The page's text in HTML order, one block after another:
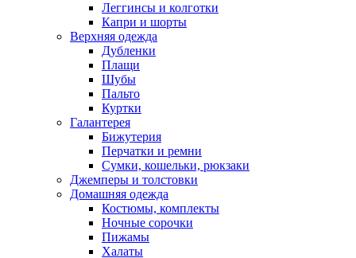
Леггинсы и колготки
Капри и шорты
Верхняя одежда
Дубленки
Плащи
Шубы
Пальто
Куртки
Галантерея
Бижутерия
Перчатки и ремни
Сумки, кошельки, рюкзаки
Джемперы и толстовки
Домашняя одежда
Костюмы, комплекты
Ночные сорочки
Пижамы
Халаты